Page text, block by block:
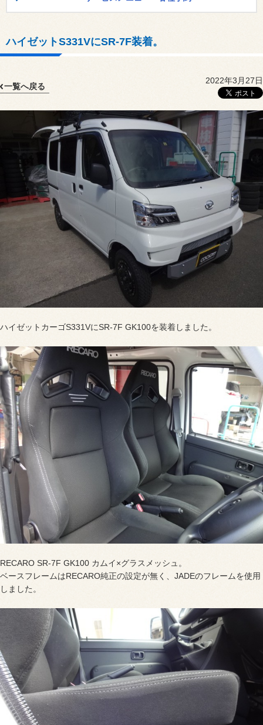
ハイゼットS331VにSR-7F装着。
一覧へ戻る
2022年3月27日
ハイゼットカーゴS331VにSR-7F GK100を装着しました。
RECARO SR-7F GK100 カムイ×グラスメッシュ。
ベースフレームはRECARO純正の設定が無く、JADEのフレームを使用
しました。